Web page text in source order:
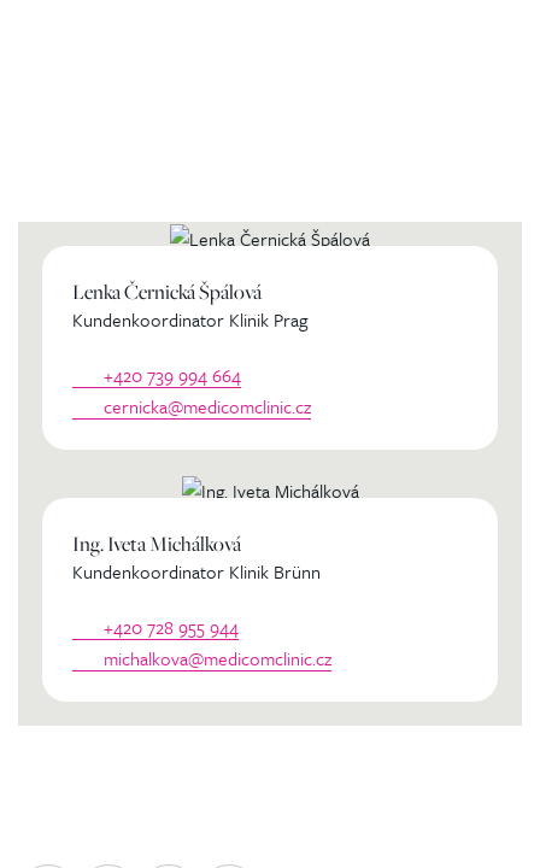
Lenka Černická Špálová
Kundenkoordinator Klinik Prag
+420 739 994 664
cernicka@medicomclinic.cz
Ing. Iveta Michálková
Kundenkoordinator Klinik Brünn
+420 728 955 944
michalkova@medicomclinic.cz